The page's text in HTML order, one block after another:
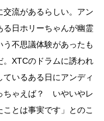
流があるらしい。アン
日ホリーちゃんが幽霊
不思議体験があったも
XTCのドラムに誘われ
いるある日にアンディ
ちゃえば？ いやいやレ
とは事実です」とのこ